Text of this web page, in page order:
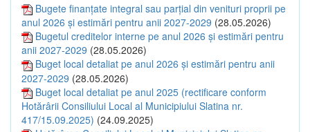
Bugete finanțate integral sau parțial din venituri proprii pe
anul 2026 și estimări pentru anii 2027-2029 (28.05.2026)
Bugetul creditelor interne pe anul 2026 și estimări pentru
anii 2027-2029 (28.05.2026)
Buget local detaliat pe anul 2026 și estimări pentru anii
2027-2029 (28.05.2026)
Buget local detaliat pe anul 2025 (rectificare conform
Hotărârii Consiliului Local al Municipiului Slatina nr.
417/15.09.2025) (24.09.2025)